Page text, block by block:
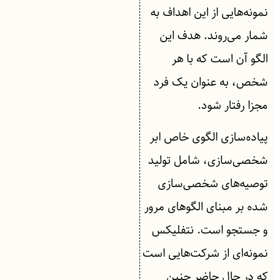
نمونه‌هایی از این اهداف به
شمار می‌روند. هدف این
الگو آن است که با هر
شخص، به عنوان یک فرد
مجزا رفتار شود.
پیاده‌سازی الگوی خاص ابر
شخصی‌سازی، شامل تولید
توصیه‌های شخصی‌سازی
شده بر مبنای الگوهای مرور
و جستجو است. نتفلیکس
نمونه‌ای از شرکت‌هایی است